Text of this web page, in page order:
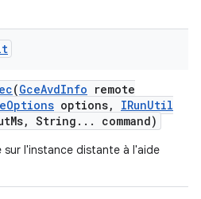
(GceAvdInfo remote
Options options, IRunUtil
Ms, String . . . command)
sur l'instance distante à l'aide